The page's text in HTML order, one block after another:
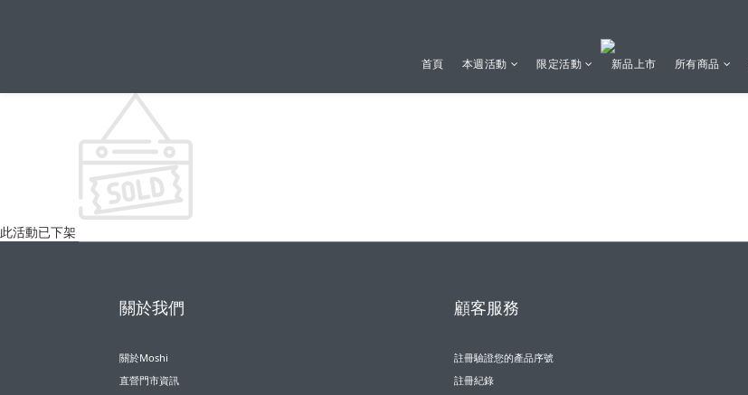
首頁 本週活動 限定活動 新品上市 所有商品
此活動已下架
關於我們
關於Moshi
直營門市資訊
顧客服務
註冊驗證您的產品序號
註冊紀錄